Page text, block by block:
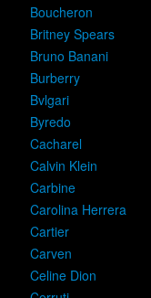
Boucheron
Britney Spears
Bruno Banani
Burberry
Bvlgari
Byredo
Cacharel
Calvin Klein
Carbine
Carolina Herrera
Cartier
Carven
Celine Dion